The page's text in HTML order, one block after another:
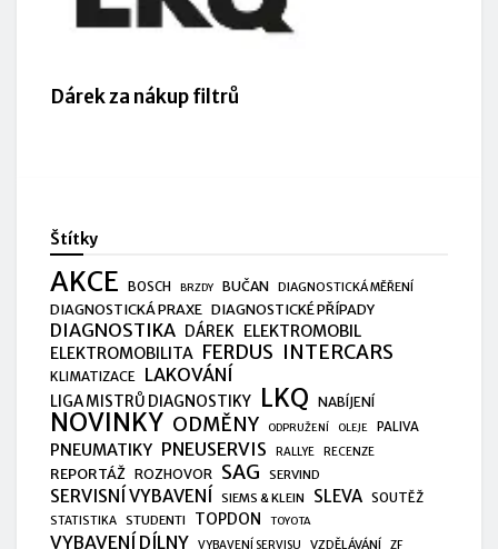
Dárek za nákup filtrů
Štítky
AKCE BOSCH BRZDY BUČAN DIAGNOSTICKÁ MĚŘENÍ
DIAGNOSTICKÁ PRAXE DIAGNOSTICKÉ PŘÍPADY
DIAGNOSTIKA DÁREK ELEKTROMOBIL
ELEKTROMOBILITA FERDUS INTERCARS
KLIMATIZACE LAKOVÁNÍ
LIGA MISTRŮ DIAGNOSTIKY LKQ NABÍJENÍ
NOVINKY ODMĚNY ODPRUŽENÍ OLEJE PALIVA
PNEUMATIKY PNEUSERVIS RALLYE RECENZE
REPORTÁŽ ROZHOVOR SAG SERVIND
SERVISNÍ VYBAVENÍ SIEMS & KLEIN SLEVA SOUTĚŽ
STATISTIKA STUDENTI TOPDON TOYOTA
VYBAVENÍ DÍLNY VYBAVENÍ SERVISU VZDĚLÁVÁNÍ ZF